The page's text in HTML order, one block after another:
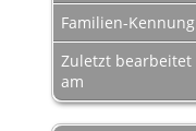
Familien-Kennung
Zuletzt bearbeitet
am